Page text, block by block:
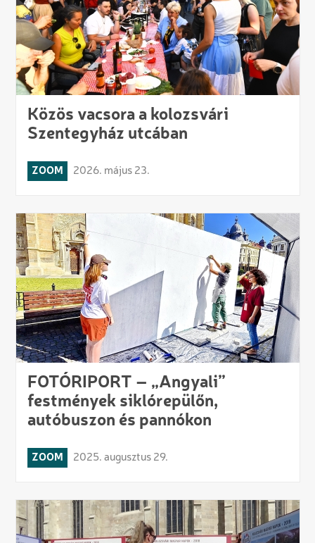
Közös vacsora a kolozsvári
Szentegyház utcában
ZOOM 2026. május 23.
FOTÓRIPORT – „Angyali”
festmények siklórepülőn,
autóbuszon és pannókon
ZOOM 2025. augusztus 29.